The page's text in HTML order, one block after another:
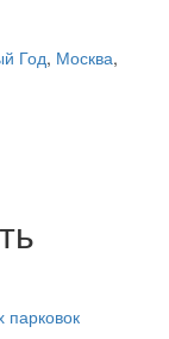
Год, Москва,
парковок